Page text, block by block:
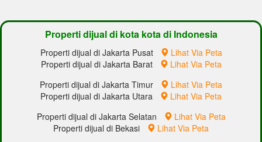
Properti dijual di kota kota di Indonesia
Properti dijual di Jakarta Pusat
Lihat Via Peta
Properti dijual di Jakarta Barat
Lihat Via Peta
Properti dijual di Jakarta Timur
Lihat Via Peta
Properti dijual di Jakarta Utara
Lihat Via Peta
Properti dijual di Jakarta Selatan
Lihat Via Peta
Properti dijual di Bekasi
Lihat Via Peta